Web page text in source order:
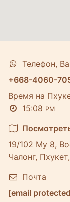
Телефон,
+668-4060-
Время на
15:08 PM
19/102 Му 8,
Чалонг,
Почта
[email